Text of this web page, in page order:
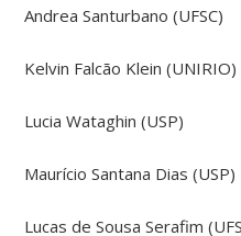
Andrea Santurbano (UFSC)
Kelvin Falcão Klein (UNIRIO)
Lucia Wataghin (USP)
Maurício Santana Dias (USP)
Lucas de Sousa Serafim